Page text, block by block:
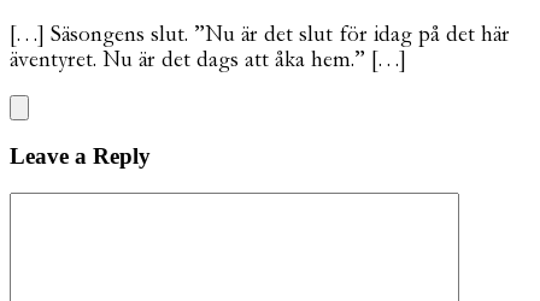
[…] Säsongens slut. ”Nu är det slut för idag på det här
äventyret. Nu är det dags att åka hem.” […]
Leave a Reply